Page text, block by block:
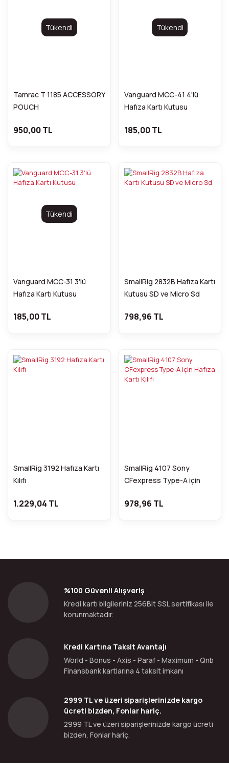
Tükendi
Tamrac T 1185 ACCESSORY
POUCH
950,00 TL
Tükendi
Vanguard MCC-41 4'lü
Hafıza Kartı Kutusu
185,00 TL
Tükendi
Vanguard MCC-31 3'lü
Hafıza Kartı Kutusu
185,00 TL
SmallRig 2832B Hafıza Kartı
Kutusu SD ve Micro Sd
798,96 TL
SmallRig 3192 Hafıza Kartı
Kılıfı
1.229,04 TL
SmallRig 4107 Sony
CFexpress Type-A için
978,96 TL
%100 Güvenli Alışveriş
Kredi kartı bilgileriniz 256Bit SSL sertifikası ile
korunmaktadır.
Kredi Kartına Taksit Avantajı
World - Bonus - Axis - Paraf - Maximum - Qnb
Finansbank kartlarına 4 taksit imkanı
2999 TL ve üzeri siparişlerinizde kargo
ücreti bizden, Fonlar hariç.
2999 TL ve üzeri siparişlerinizde kargo ücreti
bizden, Fonlar hariç.